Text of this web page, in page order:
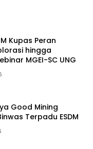
Kupas Peran
hingga
MGEI-SC UNG
Good Mining
Terpadu ESDM